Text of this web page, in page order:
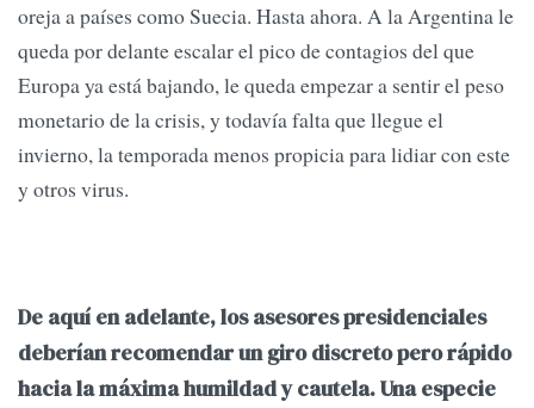
oreja a países como Suecia. Hasta ahora. A la Argentina le
queda por delante escalar el pico de contagios del que
Europa ya está bajando, le queda empezar a sentir el peso
monetario de la crisis, y todavía falta que llegue el
invierno, la temporada menos propicia para lidiar con este
y otros virus.
De aquí en adelante, los asesores presidenciales
deberían recomendar un giro discreto pero rápido
hacia la máxima humildad y cautela. Una especie